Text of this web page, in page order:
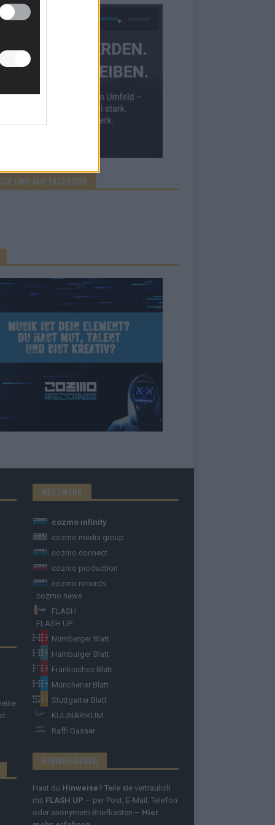
UNS AUF FACEBOOK
NETZWERK
cozmo infinity
cozmo media group
cozmo connect
cozmo production
cozmo records
cozmo news
FLASH
FLASH UP
Nürnberger Blatt
Hamburger Blatt
Fränkisches Blatt
Münchener Blatt
Stuttgarter Blatt
KULINARIKUM.
Raffi Gasser
HINWEISGEBER
Hast du Hinweise? Teile sie vertraulich
mit FLASH UP – per Post, E-Mail, Telefon
oder anonymem Briefkasten – Hier